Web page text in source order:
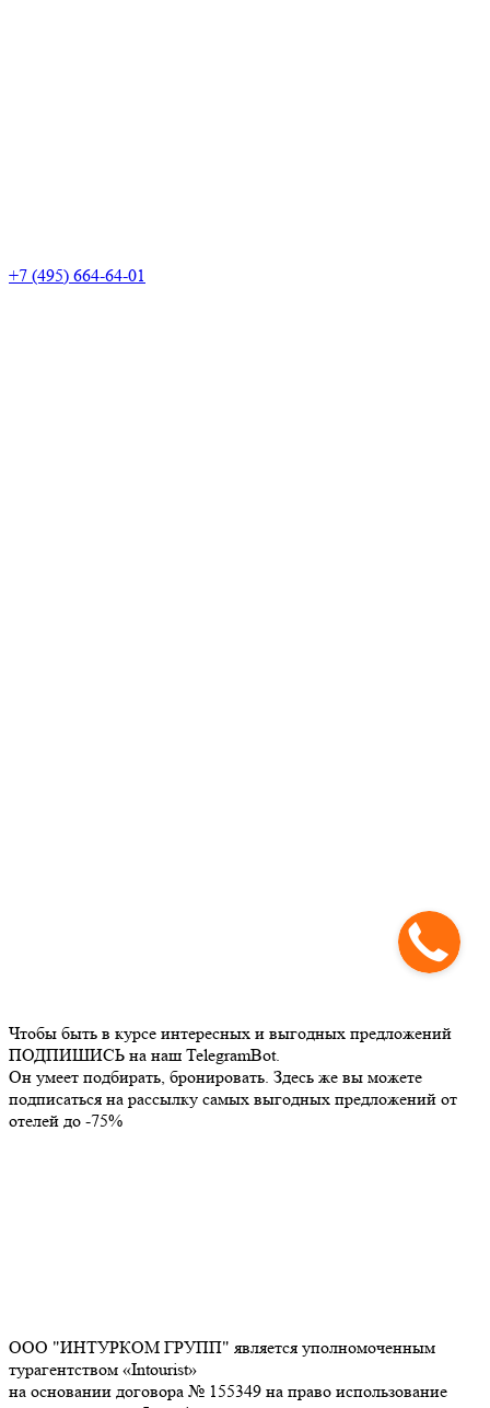
+7 (495) 664-64-01
Чтобы быть в курсе интересных и выгодных предложений
ПОДПИШИСЬ на наш TelegramBot.
Он умеет подбирать, бронировать. Здесь же вы можете
подписаться на рассылку самых выгодных предложений от
отелей до -75%
ООО "ИНТУРКОМ ГРУПП" является уполномоченным
турагентством «Intourist»
на основании договора № 155349 на право использование